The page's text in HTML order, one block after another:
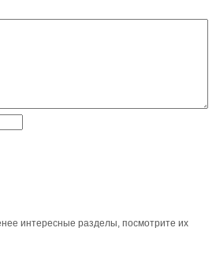
интересные разделы, посмотрите их